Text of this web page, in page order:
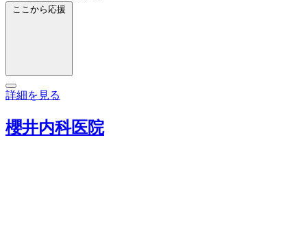
ここから応援
詳細を見る
櫻井内科医院